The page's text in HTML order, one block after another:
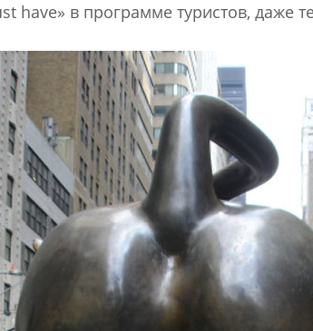
have» в программе туристов, даже